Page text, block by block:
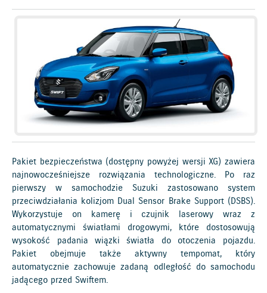
Pakiet bezpieczeństwa (dostępny powyżej wersji XG) zawiera
najnowocześniejsze rozwiązania technologiczne. Po raz
pierwszy w samochodzie Suzuki zastosowano system
przeciwdziałania kolizjom Dual Sensor Brake Support (DSBS).
Wykorzystuje on kamerę i czujnik laserowy wraz z
automatycznymi światłami drogowymi, które dostosowują
wysokość padania wiązki światła do otoczenia pojazdu.
Pakiet obejmuje także aktywny tempomat, który
automatycznie zachowuje zadaną odległość do samochodu
jadącego przed Swiftem.